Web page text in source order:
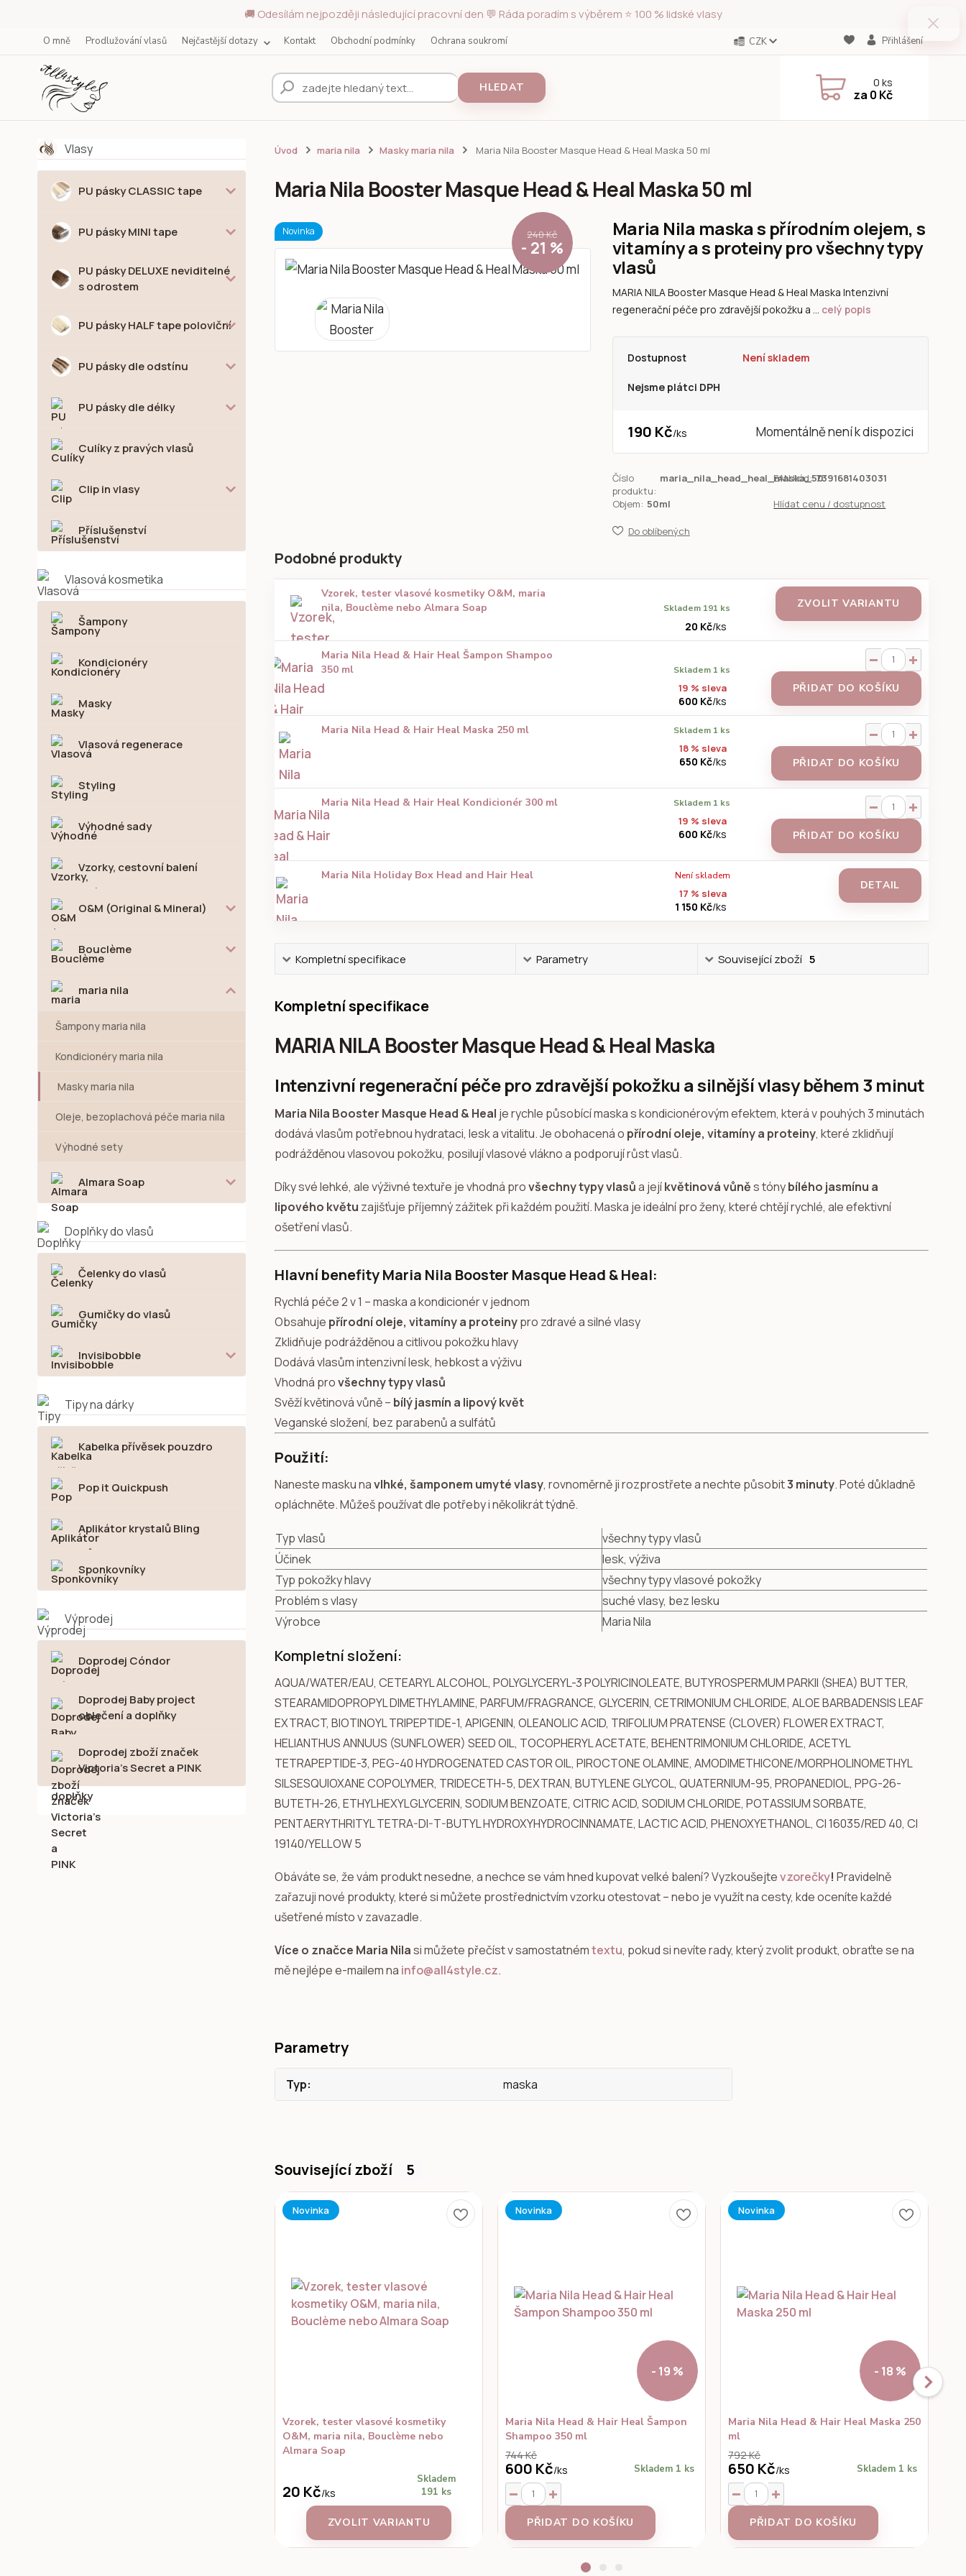
🚚 Odesílám nejpozději následující pracovní den 💬 Ráda poradím s výběrem ⭐ 100 % lidské vlasy
O mně Prodlužování vlasů Nejčastější dotazy Kontakt Obchodní podmínky Ochrana soukromí CZK Přihlášení
HLEDAT 0ks
za 0 Kč
Vlasy
PU pásky CLASSIC tape
PU pásky MINI tape
PU pásky DELUXE neviditelné
s odrostem
PU pásky HALF tape poloviční
PU pásky dle odstínu
PU pásky dle délky
Culíky z pravých vlasů
Clip in vlasy
Příslušenství
Vlasová kosmetika
Šampony
Kondicionéry
Masky
Vlasová regenerace
Styling
Výhodné sady
Vzorky, cestovní balení
O&M (Original & Mineral)
Bouclème
maria nila
Šampony maria nila
Kondicionéry maria nila
Masky maria nila
Oleje, bezoplachová péče maria nila
Výhodné sety
Almara Soap
Doplňky do vlasů
Čelenky do vlasů
Gumičky do vlasů
Invisibobble
Tipy na dárky
Kabelka přívěsek pouzdro
Pop it Quickpush
Aplikátor krystalů Bling
Sponkovníky
Výprodej
Doprodej Cóndor
Doprodej Baby project
oblečení a doplňky
Doprodej zboží značek
Victoria's Secret a PINK
Úvod maria nila Masky maria nila Maria Nila Booster Masque Head & Heal Maska 50 ml
Maria Nila Booster Masque Head & Heal Maska 50 ml
Novinka 240 Kč
- 21 %
Maria Nila maska s přírodním olejem, s
vitamíny a s proteiny pro všechny typy
vlasů
MARIA NILA Booster Masque Head & Heal Maska Intenzivní
regenerační péče pro zdravější pokožku a ... celý popis
Dostupnost Není skladem
Nejsme plátci DPH
190 Kč/ks Momentálně není k dispozici
Číslo
produktu:
maria_nila_head_heal_maska_50
EAN kód: 7391681403031
Objem: 50ml Hlídat cenu / dostupnost
Do oblíbených
Podobné produkty
Vzorek, tester vlasové kosmetiky O&M, maria
nila, Bouclème nebo Almara Soap
20 Kč/ks
Skladem 191 ks ZVOLIT VARIANTU
Maria Nila Head & Hair Heal Šampon Shampoo
350 ml
19 % sleva
600 Kč/ks
Skladem 1 ks
PŘIDAT DO KOŠÍKU
Maria Nila Head & Hair Heal Maska 250 ml
18 % sleva
650 Kč/ks
Skladem 1 ks
PŘIDAT DO KOŠÍKU
Maria Nila Head & Hair Heal Kondicionér 300 ml
19 % sleva
600 Kč/ks
Skladem 1 ks
PŘIDAT DO KOŠÍKU
Maria Nila Holiday Box Head and Hair Heal
17 % sleva
1 150 Kč/ks
Není skladem
DETAIL
Kompletní specifikace Parametry Související zboží 5
Kompletní specifikace
MARIA NILA Booster Masque Head & Heal Maska
Intenzivní regenerační péče pro zdravější pokožku a silnější vlasy během 3 minut
Maria Nila Booster Masque Head & Heal je rychle působící maska s kondicionérovým efektem, která v pouhých 3 minutách
dodává vlasům potřebnou hydrataci, lesk a vitalitu. Je obohacená o přírodní oleje, vitamíny a proteiny, které zklidňují
podrážděnou vlasovou pokožku, posilují vlasové vlákno a podporují růst vlasů.
Díky své lehké, ale výživné textuře je vhodná provšechny typy vlasůa jejíkvětinová vůněs tónybílého jasmínu a
lipového květu zajišťuje příjemný zážitek při každém použití. Maska je ideální pro ženy, které chtějí rychlé, ale efektivní
ošetření vlasů.
Hlavní benefity Maria Nila Booster Masque Head & Heal:
Rychlá péče 2 v 1 – maska a kondicionér v jednom
Obsahuje přírodní oleje, vitamíny a proteinypro zdravé a silné vlasy
Zklidňuje podrážděnou a citlivou pokožku hlavy
Dodává vlasům intenzivní lesk, hebkost a výživu
Vhodná provšechny typy vlasů
Svěží květinová vůně – bílý jasmín a lipový květ
Veganské složení, bez parabenů a sulfátů
Použití:
Naneste masku navlhké, šamponem umyté vlasy, rovnoměrně ji rozprostřete a nechte působit3 minuty. Poté důkladně
opláchněte. Můžeš používat dle potřeby i několikrát týdně.
Typ vlasů
všechny typy vlasů
Účinek
lesk, výživa
Typ pokožky hlavy
všechny typy vlasové pokožky
Problém s vlasy
suché vlasy, bez lesku
Výrobce
Maria Nila
Kompletní složení:
AQUA/WATER/EAU, CETEARYL ALCOHOL, POLYGLYCERYL-3 POLYRICINOLEATE, BUTYROSPERMUM PARKII (SHEA) BUTTER,
STEARAMIDOPROPYL DIMETHYLAMINE, PARFUM/FRAGRANCE, GLYCERIN, CETRIMONIUM CHLORIDE, ALOE BARBADENSIS LEAF
EXTRACT, BIOTINOYL TRIPEPTIDE-1, APIGENIN, OLEANOLIC ACID, TRIFOLIUM PRATENSE (CLOVER) FLOWER EXTRACT,
HELIANTHUS ANNUUS (SUNFLOWER) SEED OIL, TOCOPHERYL ACETATE, BEHENTRIMONIUM CHLORIDE, ACETYL
TETRAPEPTIDE-3, PEG-40 HYDROGENATED CASTOR OIL, PIROCTONE OLAMINE, AMODIMETHICONE/MORPHOLINOMETHYL
SILSESQUIOXANE COPOLYMER, TRIDECETH-5, DEXTRAN, BUTYLENE GLYCOL, QUATERNIUM-95, PROPANEDIOL, PPG-26-
BUTETH-26, ETHYLHEXYLGLYCERIN, SODIUM BENZOATE, CITRIC ACID, SODIUM CHLORIDE, POTASSIUM SORBATE,
PENTAERYTHRITYL TETRA-DI-T-BUTYL HYDROXYHYDROCINNAMATE, LACTIC ACID, PHENOXYETHANOL, CI 16035/RED 40, CI
19140/YELLOW 5
Obáváte se, že vám produkt nesedne, a nechce se vám hned kupovat velké balení? Vyzkoušejtevzorečky! Pravidelně
zařazuji nové produkty, které si můžete prostřednictvím vzorku otestovat – nebo je využít na cesty, kde oceníte každé
ušetřené místo v zavazadle.
Více o značce Maria Nilasi můžete přečíst v samostatnémtextu, pokud si nevíte rady, který zvolit produkt, obraťte se na
mě nejlépe e-mailem na info@all4style.cz.
Parametry
Typ maska
Související zboží 5
Novinka
Vzorek, tester vlasové kosmetiky
O&M, maria nila, Bouclème nebo
Almara Soap
20 Kč/ks
Skladem
191 ks
ZVOLIT VARIANTU
Novinka
- 19 %
Maria Nila Head & Hair Heal Šampon
Shampoo 350 ml
744 Kč
600 Kč/ks Skladem 1 ks
PŘIDAT DO KOŠÍKU
Novinka
- 18 %
Maria Nila Head & Hair Heal Maska 250
ml
792 Kč
650 Kč/ks Skladem 1 ks
PŘIDAT DO KOŠÍKU